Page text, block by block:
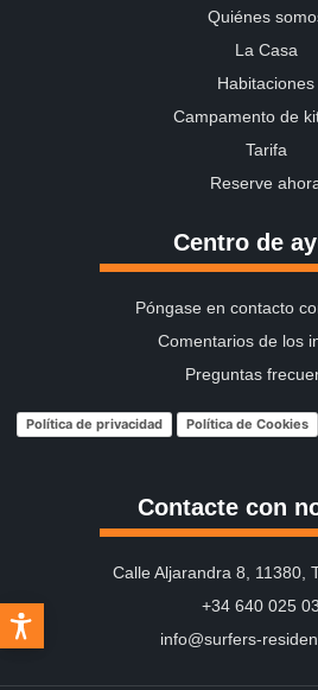
Quiénes
La Casa
Habitaciones
Campamento de
Tarifa
Reserve
Centro de
Póngase en contacto
Comentarios de los
Preguntas
Política de privacidad Política de Cookies
Contacte con
Calle Aljarandra 8, 11380,
+34 640 025
info@surfers-